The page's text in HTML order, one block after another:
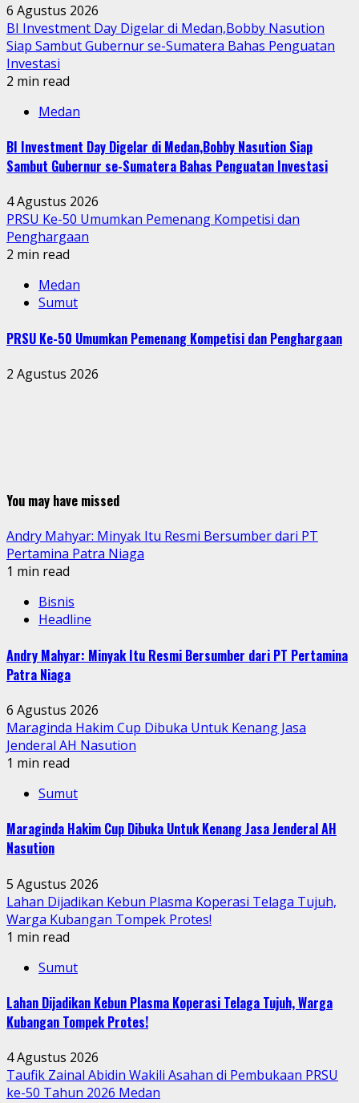
6 Agustus 2026
BI Investment Day Digelar di Medan,Bobby Nasution
Siap Sambut Gubernur se-Sumatera Bahas Penguatan
Investasi
2 min read
Medan
BI Investment Day Digelar di Medan,Bobby Nasution Siap
Sambut Gubernur se-Sumatera Bahas Penguatan Investasi
4 Agustus 2026
PRSU Ke-50 Umumkan Pemenang Kompetisi dan
Penghargaan
2 min read
Medan
Sumut
PRSU Ke-50 Umumkan Pemenang Kompetisi dan Penghargaan
2 Agustus 2026
You may have missed
Andry Mahyar: Minyak Itu Resmi Bersumber dari PT
Pertamina Patra Niaga
1 min read
Bisnis
Headline
Andry Mahyar: Minyak Itu Resmi Bersumber dari PT Pertamina
Patra Niaga
6 Agustus 2026
Maraginda Hakim Cup Dibuka Untuk Kenang Jasa
Jenderal AH Nasution
1 min read
Sumut
Maraginda Hakim Cup Dibuka Untuk Kenang Jasa Jenderal AH
Nasution
5 Agustus 2026
Lahan Dijadikan Kebun Plasma Koperasi Telaga Tujuh,
Warga Kubangan Tompek Protes!
1 min read
Sumut
Lahan Dijadikan Kebun Plasma Koperasi Telaga Tujuh, Warga
Kubangan Tompek Protes!
4 Agustus 2026
Taufik Zainal Abidin Wakili Asahan di Pembukaan PRSU
ke-50 Tahun 2026 Medan